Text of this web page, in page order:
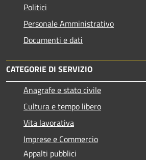
Politici
Personale Amministrativo
Documenti e dati
CATEGORIE DI SERVIZIO
Anagrafe e stato civile
Cultura e tempo libero
Vita lavorativa
Imprese e Commercio
Appalti pubblici